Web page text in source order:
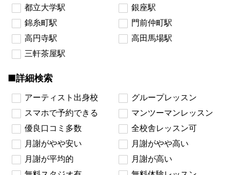
都立大学駅
銀座駅
錦糸町駅
門前仲町駅
高円寺駅
高田馬場駅
三軒茶屋駅
■詳細検索
アーティスト出身校
グループレッスン
スマホで予約できる
マンツーマンレッスン
優良口コミ多数
全校舎レッスン可
月謝がやや安い
月謝がやや高い
月謝が平均的
月謝が高い